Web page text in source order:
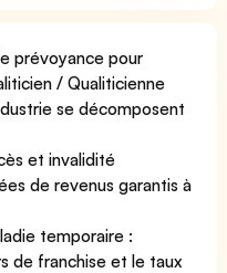
prévoyance pour
/ Qualiticienne
se décomposent
et invalidité
de revenus garantis à
temporaire :
de franchise et le taux